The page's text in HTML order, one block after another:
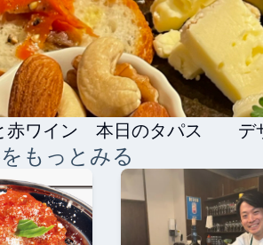
赤ワイン　本日のタパス　　
もっとみる